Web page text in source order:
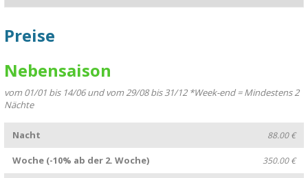
Preise
Nebensaison
vom 01/01 bis 14/06 und vom 29/08 bis 31/12 *Week-end = Mindestens 2
Nächte
Nacht 88.00 €
Woche (-10% ab der 2. Woche) 350.00 €